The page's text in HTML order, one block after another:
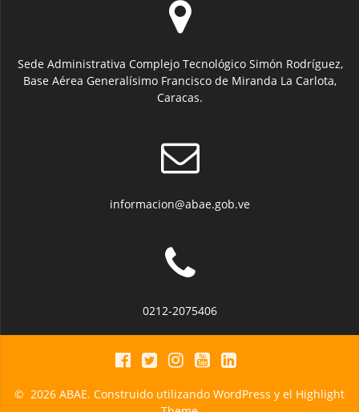
Sede Administrativa Complejo Tecnológico Simón Rodríguez,
Base Aérea Generalísimo Francisco de Miranda La Carlota,
Caracas.
informacion@abae.gob.ve
0212-2075406
© 2026 ABAE. Construido utilizando WordPress y el Highlight